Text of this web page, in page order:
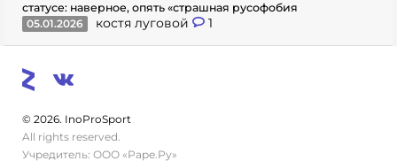
статусе: наверное, опять «страшная русофобия
05.01.2026
костя луговой 1
© 2026. InoProSport
All rights reserved.
Учредитель: ООО «Раре.Ру»